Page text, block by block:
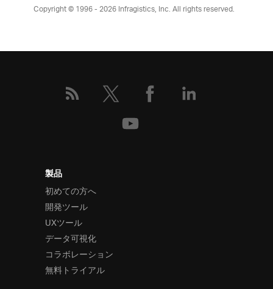
Copyright © 1996 - 2026Infragistics, Inc. All rights reserved.
製品
初めての方へ
開発ツール
UXツール
データ可視化
コラボレーション
無料トライアル